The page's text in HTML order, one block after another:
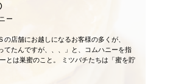
ー
店舗にお越しになるお客様の多くが、
てたんですが、、、」と、コムハニーを指
とは巣蜜のこと。 ミツバチたちは「蜜を貯